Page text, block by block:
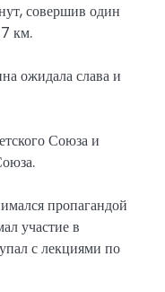
совершив один
км.
ожидала слава и
Союза и
пропагандой
участие в
с лекциями по